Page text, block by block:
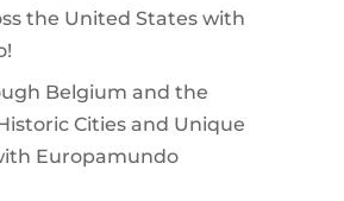
the United States with
Belgium and the
Cities and Unique
Europamundo